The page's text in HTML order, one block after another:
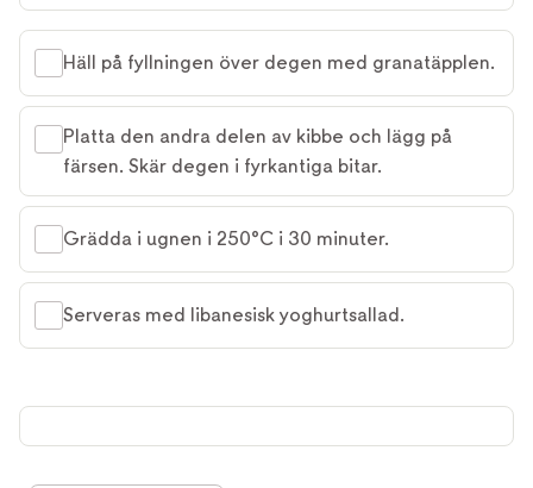
Häll på fyllningen över degen med granatäpplen.
Platta den andra delen av kibbe och lägg på
färsen. Skär degen i fyrkantiga bitar.
Grädda i ugnen i 250°C i 30 minuter.
Serveras med libanesisk yoghurtsallad.